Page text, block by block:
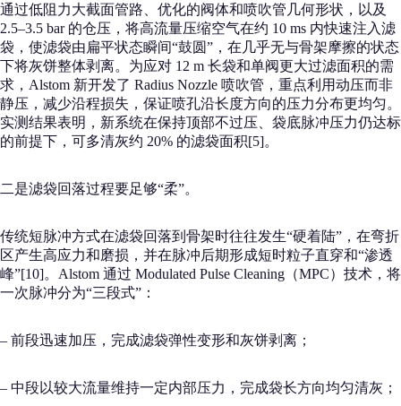
通过低阻力大截面管路、优化的阀体和喷吹管几何形状，以及
2.5–3.5 bar 的仓压，将高流量压缩空气在约 10 ms 内快速注入滤
袋，使滤袋由扁平状态瞬间“鼓圆”，在几乎无与骨架摩擦的状态
下将灰饼整体剥离。为应对 12 m 长袋和单阀更大过滤面积的需
求，Alstom 新开发了 Radius Nozzle 喷吹管，重点利用动压而非
静压，减少沿程损失，保证喷孔沿长度方向的压力分布更均匀。
实测结果表明，新系统在保持顶部不过压、袋底脉冲压力仍达标
的前提下，可多清灰约 20% 的滤袋面积[5]。
二是滤袋回落过程要足够“柔”。
传统短脉冲方式在滤袋回落到骨架时往往发生“硬着陆”，在弯折
区产生高应力和磨损，并在脉冲后期形成短时粒子直穿和“渗透
峰”[10]。Alstom 通过 Modulated Pulse Cleaning（MPC）技术，将
一次脉冲分为“三段式”：
– 前段迅速加压，完成滤袋弹性变形和灰饼剥离；
– 中段以较大流量维持一定内部压力，完成袋长方向均匀清灰；